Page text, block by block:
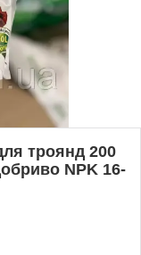
троянд 200
NPK 16-